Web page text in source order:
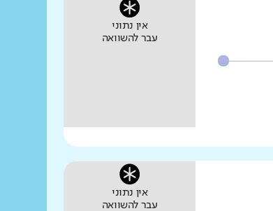
אין נתוני
עבר להשוואה
אין נתוני
עבר להשוואה